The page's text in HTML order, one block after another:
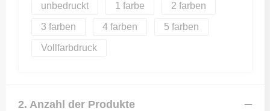
unbedruckt 1 2
3 4 5
Vollfarbdruck
2. Anzahl der Produkte